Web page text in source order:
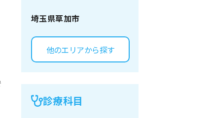
埼玉県草加市
他のエリアから探す
診療科目